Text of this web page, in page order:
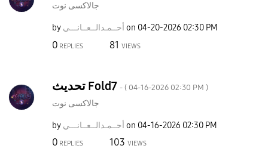
جالاكسى نوت
by أحــمـدالــعــانـــي on ‎04-20-2026 02:30 PM
0 REPLIES 81 VIEWS
تحديث Fold7 - ( ‎04-16-2026 02:30 PM )
جالاكسى نوت
by أحــمـدالــعــانـــي on ‎04-16-2026 02:30 PM
0 REPLIES 103 VIEWS